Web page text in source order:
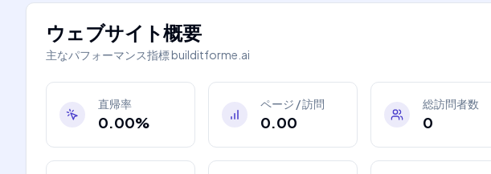
ウェブサイト概要
主なパフォーマンス指標builditforme.ai
直帰率
0.00%
ページ / 訪問
0.00
総訪問者数
0